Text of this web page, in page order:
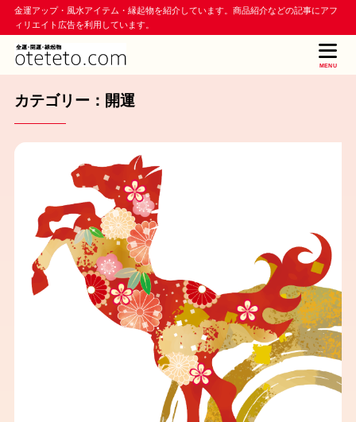
金運アップ・風水アイテム・縁起物を紹介しています。商品紹介などの記事にアフ
ィリエイト広告を利用しています。
MENU
カテゴリー：開運